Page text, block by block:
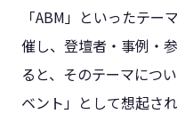
「ABM」といったテ
催し、登壇者・事例・
ると、そのテーマにつ
ベント」として想起さ